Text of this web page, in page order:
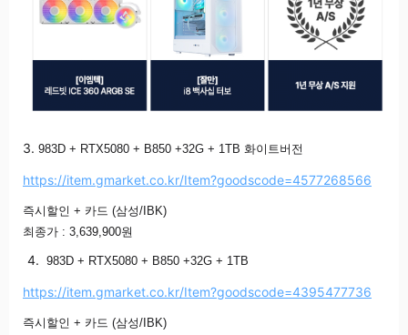
3. 983D + RTX5080 + B850 +32G + 1TB 화이트버전
https://item.gmarket.co.kr/Item?goodscode=4577268566
즉시할인 + 카드 (삼성/IBK)
최종가 : 3,639,900원
4. 983D + RTX5080 + B850 +32G + 1TB
https://item.gmarket.co.kr/Item?goodscode=4395477736
즉시할인 + 카드 (삼성/IBK)